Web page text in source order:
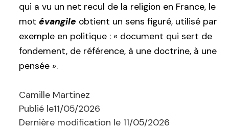
qui a vu un net recul de la religion en France, le
mot évangile obtient un sens figuré, utilisé par
exemple en politique : « document qui sert de
fondement, de référence, à une doctrine, à une
pensée ».
Camille Martinez
Publié le11/05/2026
Dernière modification le 11/05/2026